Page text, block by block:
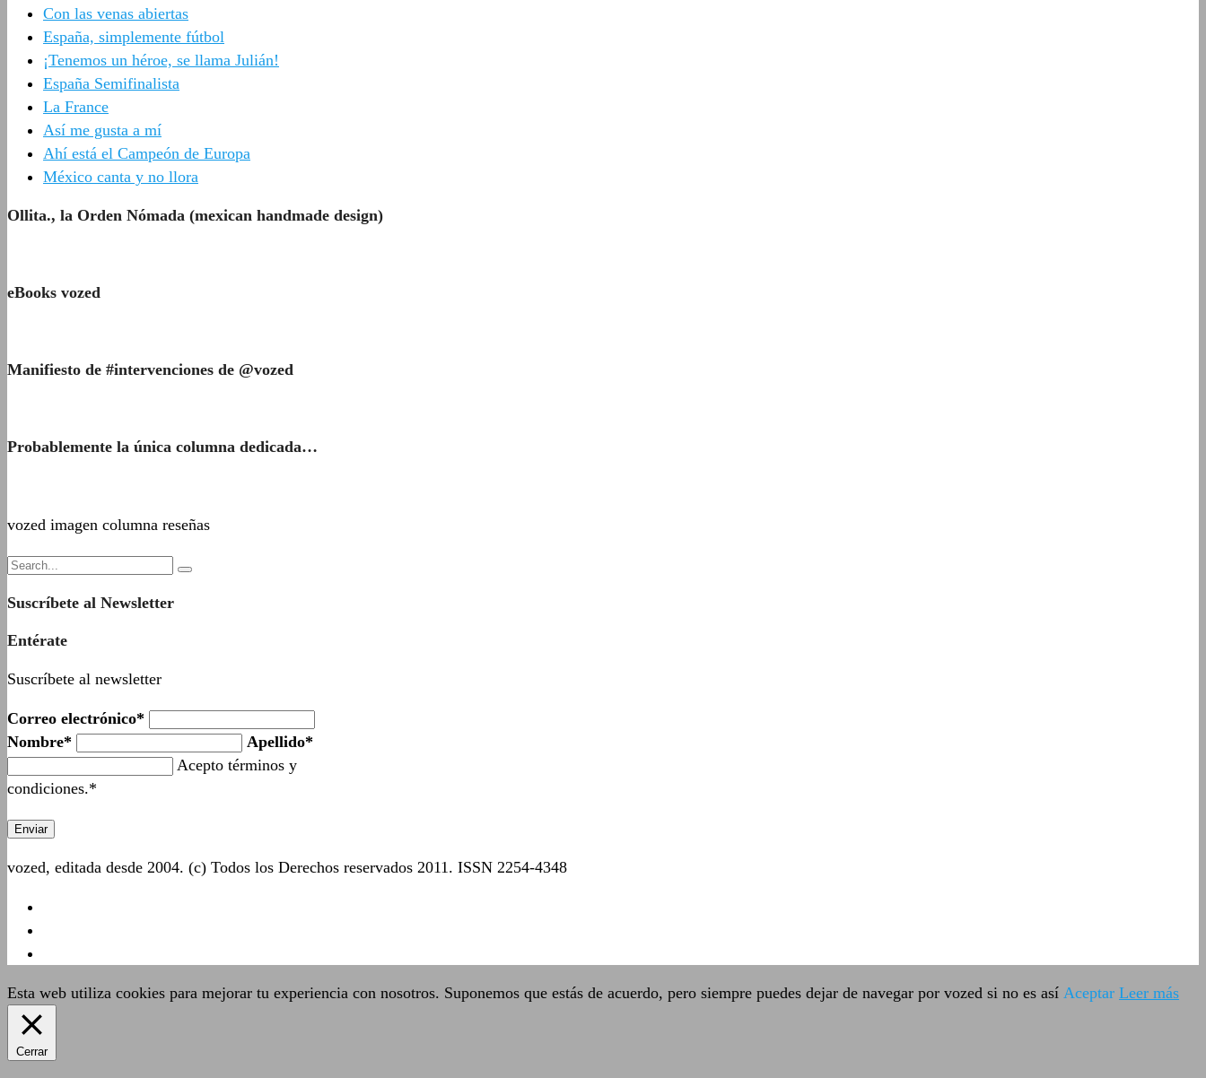
Con las venas abiertas
España, simplemente fútbol
¡Tenemos un héroe, se llama Julián!
España Semifinalista
La France
Así me gusta a mí
Ahí está el Campeón de Europa
México canta y no llora
Ollita., la Orden Nómada (mexican handmade design)
eBooks vozed
Manifiesto de #intervenciones de @vozed
Probablemente la única columna dedicada…
vozed imagen columna reseñas
Suscríbete al Newsletter
Entérate
Suscríbete al newsletter
Correo electrónico*
Nombre*
Apellido*
Acepto términos y
condiciones.*
vozed, editada desde 2004. (c) Todos los Derechos reservados 2011. ISSN 2254-4348
Esta web utiliza cookies para mejorar tu experiencia con nosotros. Suponemos que estás de acuerdo, pero siempre puedes dejar de navegar por vozed si no es así Aceptar Leer más
Cerrar